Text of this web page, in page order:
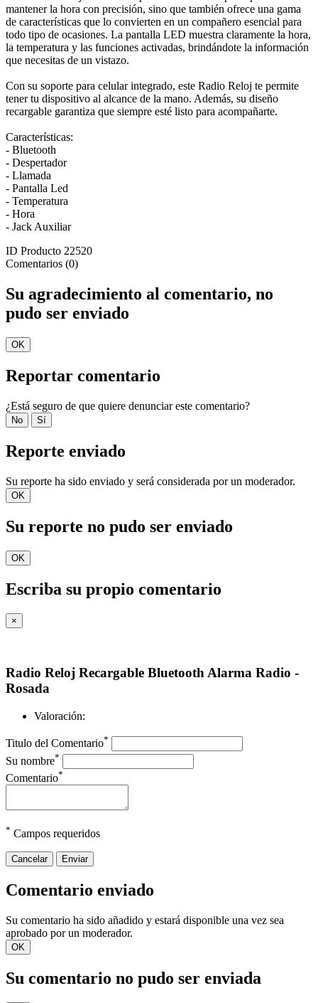
mantener la hora con precisión, sino que también ofrece una gama
de características que lo convierten en un compañero esencial para
todo tipo de ocasiones. La pantalla LED muestra claramente la hora,
la temperatura y las funciones activadas, brindándote la información
que necesitas de un vistazo.
Con su soporte para celular integrado, este Radio Reloj te permite
tener tu dispositivo al alcance de la mano. Además, su diseño
recargable garantiza que siempre esté listo para acompañarte.
Características:
- Bluetooth
- Despertador
- Llamada
- Pantalla Led
- Temperatura
- Hora
- Jack Auxiliar
ID Producto 22520
Comentarios (0)
Su agradecimiento al comentario, no
pudo ser enviado
OK
Reportar comentario
¿Está seguro de que quiere denunciar este comentario?
No Sí
Reporte enviado
Su reporte ha sido enviado y será considerada por un moderador.
OK
Su reporte no pudo ser enviado
OK
Escriba su propio comentario
×
Radio Reloj Recargable Bluetooth Alarma Radio -
Rosada
Valoración:
Titulo del Comentario*
Su nombre*
Comentario*
* Campos requeridos
Cancelar Enviar
Comentario enviado
Su comentario ha sido añadido y estará disponible una vez sea
aprobado por un moderador.
OK
Su comentario no pudo ser enviada